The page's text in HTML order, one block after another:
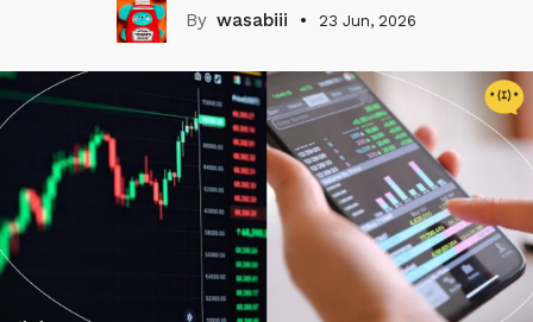
wasabiii 23 Jun, 2026